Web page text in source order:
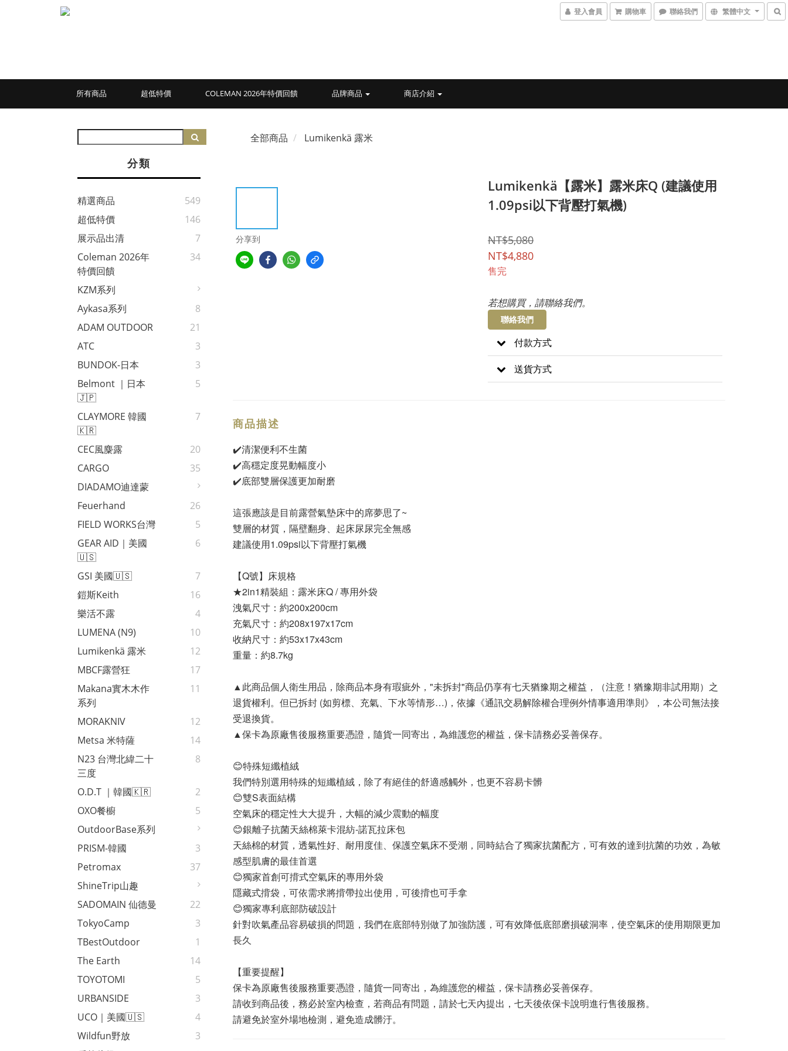
登入會員 購物車 聯絡我們 繁體中文
所有商品 超低特價 COLEMAN 2026年特價回饋 品牌商品 商店介紹
分類
精選商品
549
超低特價
146
展示品出清
7
Coleman 2026年
特價回饋
34
KZM系列
Aykasa系列
8
ADAM OUTDOOR
21
ATC
3
BUNDOK-日本
3
Belmont ｜日本
🇯🇵
5
CLAYMORE 韓國
🇰🇷
7
CEC風麋露
20
CARGO
35
DIADAMO迪達蒙
Feuerhand
26
FIELD WORKS台灣
5
GEAR AID｜美國
🇺🇸
6
GSI 美國🇺🇸
7
鎧斯Keith
16
樂活不露
4
LUMENA (N9)
10
Lumikenkä 露米
12
MBCF露營狂
17
Makana實木木作
系列
11
MORAKNIV
12
Metsa 米特薩
14
N23 台灣北緯二十
三度
8
O.D.T ｜韓國🇰🇷
2
OXO餐櫥
5
OutdoorBase系列
PRISM-韓國
3
Petromax
37
ShineTrip山趣
SADOMAIN 仙德曼
22
TokyoCamp
3
TBestOutdoor
1
The Earth
14
TOYOTOMI
5
URBANSIDE
3
UCO｜美國🇺🇸
4
Wildfun野放
3
全部商品 Lumikenkä 露米
分享到
Lumikenkä【露米】露米床Q (建議使用
1.09psi以下背壓打氣機)
NT$5,080
NT$4,880
售完
若想購買，請聯絡我們。
聯絡我們
付款方式
送貨方式
商品描述
✔️清潔便利不生菌
✔️高穩定度晃動幅度小
✔️底部雙層保護更加耐磨
這張應該是目前露營氣墊床中的席夢思了~
雙層的材質，隔壁翻身、起床尿尿完全無感
建議使用1.09psi以下背壓打氣機
【Q號】床規格
★2in1精裝組：露米床Q / 專用外袋
洩氣尺寸：約200x200cm
充氣尺寸：約208x197x17cm
收納尺寸：約53x17x43cm
重量：約8.7kg
▲此商品個人衛生用品，除商品本身有瑕疵外，"未拆封"商品仍享有七天猶豫期之權益，（注意！猶豫期非試用期）之
退貨權利。但已拆封 (如剪標、充氣、下水等情形…)，依據《通訊交易解除權合理例外情事適用準則》，本公司無法接
受退換貨。
▲保卡為原廠售後服務重要憑證，隨貨一同寄出，為維護您的權益，保卡請務必妥善保存。
😊特殊短纖植絨
我們特別選用特殊的短纖植絨，除了有絕佳的舒適感觸外，也更不容易卡髒
😊雙S表面結構
空氣床的穩定性大大提升，大幅的減少震動的幅度
😊銀離子抗菌天絲棉萊卡混紡­-諾瓦拉床包
天絲棉的材質，透氣性好、耐用度佳、保護空氣床不受潮，同時結合了獨家抗菌配方，可有效的達到抗菌的功效，為敏
感型肌膚的最佳首選
😊獨家首創可揹式空氣床的專用外袋
隱藏式揹袋，可依需求將揹帶拉出使用，可後揹也可手拿
😊獨家專利底部防破設計
針對吹氣產品容易破損的問題，我們在底部特別做了加強防護，可有效降低底部磨損破洞率，使空氣床的使用期限更加
長久
【重要提醒】
保卡為原廠售後服務重要憑證，隨貨一同寄出，為維護您的權益，保卡請務必妥善保存。
請收到商品後，務必於室內檢查，若商品有問題，請於七天內提出，七天後依保卡說明進行售後服務。
請避免於室外場地檢測，避免造成髒汙。